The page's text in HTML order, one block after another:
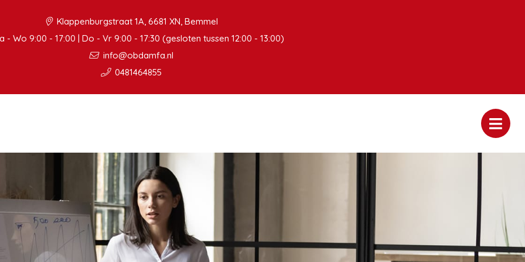
Klappenburgstraat 1A, 6681 XN, Bemmel
- Wo 9:00 - 17:00 | Do - Vr 9:00 - 17:30 (gesloten tussen 12:00 - 13:00)
info@obdamfa.nl
0481464855